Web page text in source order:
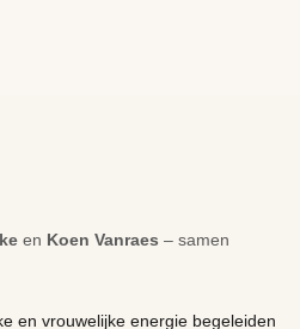
en Koen Vanraes – samen
en vrouwelijke energie begeleiden